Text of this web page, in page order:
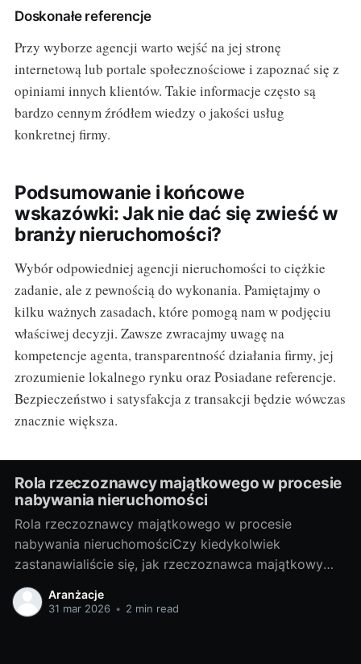
Doskonałe referencje
Przy wyborze agencji warto wejść na jej stronę
internetową lub portale społecznościowe i zapoznać się z
opiniami innych klientów. Takie informacje często są
bardzo cennym źródłem wiedzy o jakości usług
konkretnej firmy.
Podsumowanie i końcowe
wskazówki: Jak nie dać się zwieść w
branży nieruchomości?
Wybór odpowiedniej agencji nieruchomości to ciężkie
zadanie, ale z pewnością do wykonania. Pamiętajmy o
kilku ważnych zasadach, które pomogą nam w podjęciu
właściwej decyzji. Zawsze zwracajmy uwagę na
kompetencje agenta, transparentność działania firmy, jej
zrozumienie lokalnego rynku oraz Posiadane referencje.
Bezpieczeństwo i satysfakcja z transakcji będzie wówczas
znacznie większa.
Rola rzeczoznawcy majątkowego w procesie
nabywania nieruchomości
Rola rzeczoznawcy majątkowego w procesie
nabywania nieruchomościCzy kiedykolwiek
zastanawialiście się, jak rzeczoznawca majątkowy
wpływa na proces nabywania nieruchomości? Czy
warto skorzystać z jego usług? W niniejszym artykule
Aranżacje
31 mar 2026 • 2 min read